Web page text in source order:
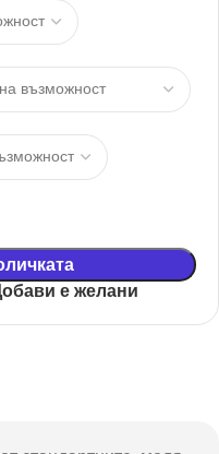
е желани